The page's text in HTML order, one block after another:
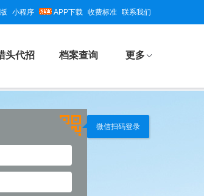
小程序 APP下载 收费标准 联系我们
头代招 档案查询 更多
微信扫码登录